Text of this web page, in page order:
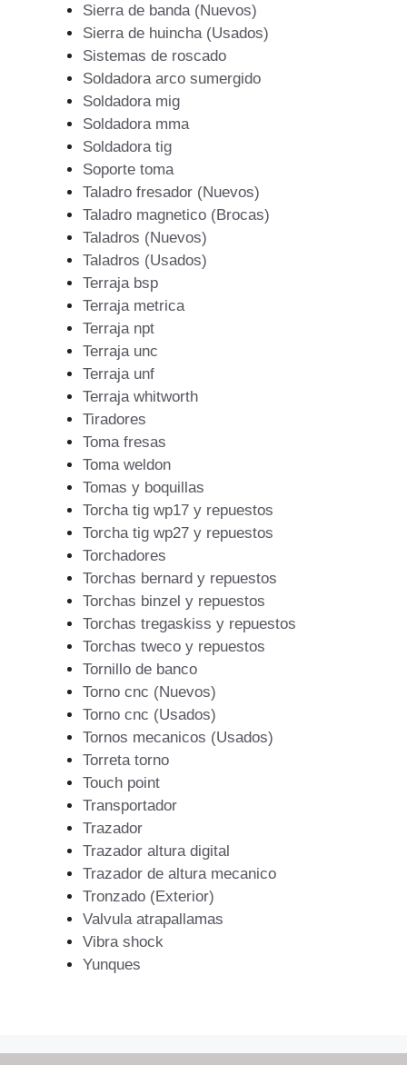
Sierra de banda (Nuevos)
Sierra de huincha (Usados)
Sistemas de roscado
Soldadora arco sumergido
Soldadora mig
Soldadora mma
Soldadora tig
Soporte toma
Taladro fresador (Nuevos)
Taladro magnetico (Brocas)
Taladros (Nuevos)
Taladros (Usados)
Terraja bsp
Terraja metrica
Terraja npt
Terraja unc
Terraja unf
Terraja whitworth
Tiradores
Toma fresas
Toma weldon
Tomas y boquillas
Torcha tig wp17 y repuestos
Torcha tig wp27 y repuestos
Torchadores
Torchas bernard y repuestos
Torchas binzel y repuestos
Torchas tregaskiss y repuestos
Torchas tweco y repuestos
Tornillo de banco
Torno cnc (Nuevos)
Torno cnc (Usados)
Tornos mecanicos (Usados)
Torreta torno
Touch point
Transportador
Trazador
Trazador altura digital
Trazador de altura mecanico
Tronzado (Exterior)
Valvula atrapallamas
Vibra shock
Yunques